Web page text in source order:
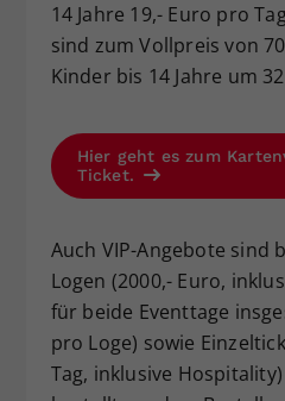
14 Jahre 19,- Euro pro
sind zum Vollpreis von
Kinder bis 14 Jahre um
Hier geht es zum
Ticket.
Auch VIP-Angebote sind
Logen (2000,- Euro,
für beide Eventtage
pro Loge) sowie
Tag, inklusive